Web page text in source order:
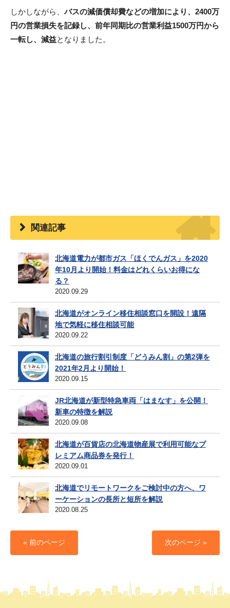
しかしながら、バスの減価償却費などの増加により、2400万
円の営業損失を記録し、前年同期比の営業利益1500万円から
一転し、減益となりました。
関連記事
北海道電力が都市ガス「ほくでんガス」を2020
年10月より開始！料金はどれくらいお得にな
る？
2020.09.29
北海道がオンライン移住相談窓口を開設！遠隔
地で気軽に移住相談可能
2020.09.22
北海道の旅行割引制度「どうみん割」の第2弾を
2021年2月より開始！
2020.09.15
JR北海道が新型特急車両「はまなす」を公開！
新車の特徴を解説
2020.09.08
北海道が百貨店の北海道物産展で利用可能なプ
レミアム商品券を発行！
2020.09.01
北海道でリモートワークをご検討中の方へ、ワ
ーケーションの長所と短所を解説
2020.08.25
« 前のページ 次のページ »